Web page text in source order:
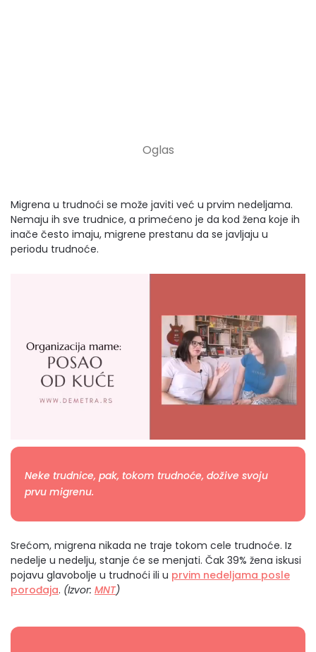
Migrena u trudnoći se može javiti već u prvim nedeljama.
Nemaju ih sve trudnice, a primećeno je da kod žena koje ih
inače često imaju, migrene prestanu da se javljaju u
periodu trudnoće.
Neke trudnice, pak, tokom trudnoće, dožive svoju
prvu migrenu.
Srećom, migrena nikada ne traje tokom cele trudnoće. Iz
nedelje u nedelju, stanje će se menjati. Čak 39% žena iskusi
pojavu glavobolje u trudnoći ili u prvim nedeljama posle
porođaja. (Izvor: MNT)